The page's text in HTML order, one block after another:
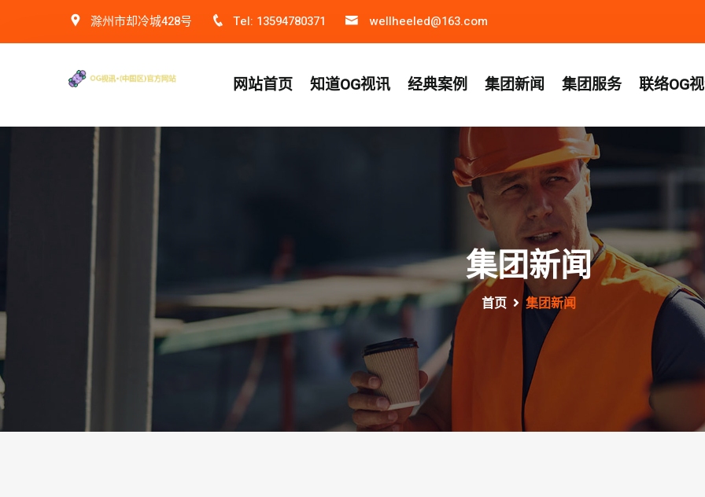
滁州市却冷城428号 Tel: 13594780371 wellheeled@163.com
网站首页 知道OG视讯 经典案例 集团新闻 集团服务 联络OG
集团新闻
首页 集团新闻